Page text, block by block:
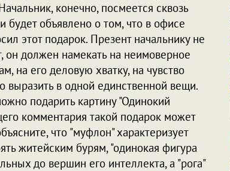
конечно, посмеется сквозь
будет объявлено о том, что в офисе
этот подарок. Презент начальнику не
он должен намекать на неимоверное
на его деловую хватку, на чувство
выразить в одной единственной вещи.
подарить картину "Одинокий
комментария такой подарок может
что "муфлон" характеризует
житейским бурям, "одинокая фигура
до вершин его интеллекта, а "рога"